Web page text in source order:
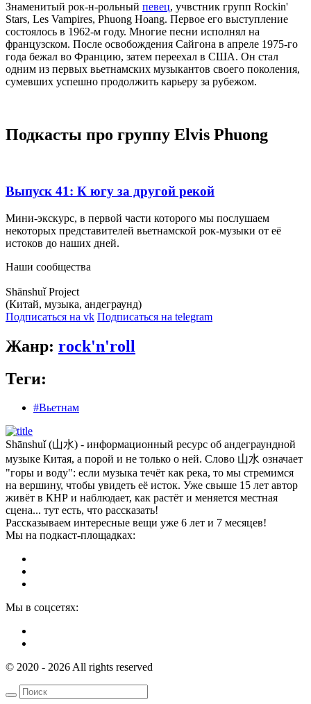
Знаменитый рок-н-рольный певец, учвстник групп Rockin'
Stars, Les Vampires, Phuong Hoang. Первое его выступление
состоялось в 1962-м году. Многие песни исполнял на
французском. После освобождения Сайгона в апреле 1975-го
года бежал во Францию, затем переехал в США. Он стал
одним из первых вьетнамских музыкантов своего поколения,
сумевших успешно продолжить карьеру за рубежом.
Подкасты про группу Elvis Phuong
Выпуск 41: К югу за другой рекой
Мини-экскурс, в первой части которого мы послушаем
некоторых представителей вьетнамской рок-музыки от её
истоков до наших дней.
Наши сообщества
Shānshuǐ Project
(Китай, музыка, андеграунд)
Подписаться на vk Подписаться на telegram
Жанр: rock'n'roll
Теги:
#Вьетнам
Shānshuǐ (山水) - информационный ресурс об андеграундной
музыке Китая, а порой и не только о ней. Слово 山水 означает
"горы и воду": если музыка течёт как река, то мы стремимся
на вершину, чтобы увидеть её исток. Уже свыше 15 лет автор
живёт в КНР и наблюдает, как растёт и меняется местная
сцена... тут есть, что рассказать!
Рассказываем интересные вещи уже 6 лет и 7 месяцев!
Мы на подкаст-площадках:
Мы в соцсетях:
© 2020 - 2026 All rights reserved